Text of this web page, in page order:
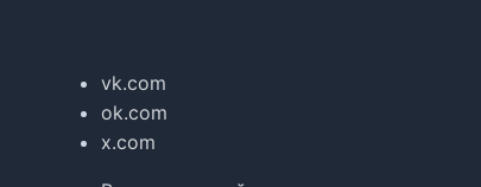
vk.com
ok.com
x.com